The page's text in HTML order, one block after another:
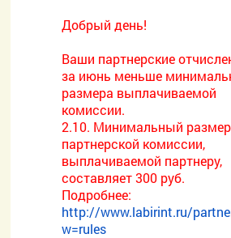
Добрый день!
Ваши партнерские
за июнь меньше
размера выплачиваемой
комиссии.
2.10. Минимальный размер
партнерской комиссии,
выплачиваемой партнеру,
составляет 300 руб.
Подробнее:
http://www.labirint.ru/
w=rules